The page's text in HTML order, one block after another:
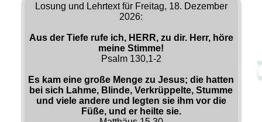
Losung und Lehrtext für Freitag, 18. Dezember
2026:
Aus der Tiefe rufe ich, HERR, zu dir. Herr, höre
meine Stimme!
Psalm 130,1-2
Es kam eine große Menge zu Jesus; die hatten
bei sich Lahme, Blinde, Verkrüppelte, Stumme
und viele andere und legten sie ihm vor die
Füße, und er heilte sie.